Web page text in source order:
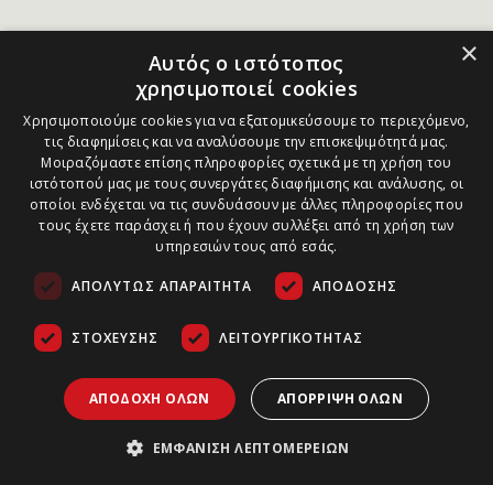
×
Αυτός ο ιστότοπος
χρησιμοποιεί cookies
Χρησιμοποιούμε cookies για να εξατομικεύσουμε το περιεχόμενο,
τις διαφημίσεις και να αναλύσουμε την επισκεψιμότητά μας.
Μοιραζόμαστε επίσης πληροφορίες σχετικά με τη χρήση του
ιστότοπού μας με τους συνεργάτες διαφήμισης και ανάλυσης, οι
οποίοι ενδέχεται να τις συνδυάσουν με άλλες πληροφορίες που
τους έχετε παράσχει ή που έχουν συλλέξει από τη χρήση των
υπηρεσιών τους από εσάς.
ΑΠΟΛΎΤΩΣ ΑΠΑΡΑΊΤΗΤΑ ΑΠΌΔΟΣΗΣ
ΣΤΌΧΕΥΣΗΣ ΛΕΙΤΟΥΡΓΙΚΌΤΗΤΑΣ
ΑΠΟΔΟΧΉ ΌΛΩΝ ΑΠΌΡΡΙΨΗ ΌΛΩΝ
ΕΜΦΆΝΙΣΗ ΛΕΠΤΟΜΕΡΕΙΏΝ